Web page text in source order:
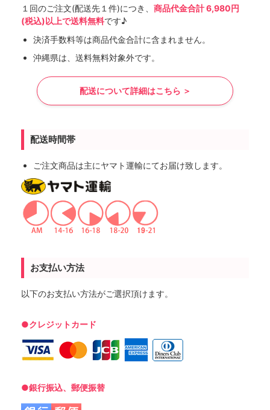
１回のご注文(配送先１件)につき、 商品代金合計 6,980円
(税込)以上で送料無料です♪
決済手数料等は商品代金合計に含まれません。
沖縄県は、送料無料対象外です。
配送について詳細はこちら ＞
配送時間帯
ご注文商品は主にヤマト運輸にてお届け致します。
お支払い方法
以下のお支払い方法がご選択頂けます。
●クレジットカード
●銀行振込、郵便振替